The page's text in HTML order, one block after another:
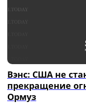
Вэнс: США не
прекращение
Ормуз